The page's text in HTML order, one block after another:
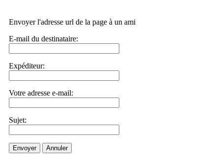
Envoyer l'adresse url de la page à un ami
E-mail du destinataire:
Expéditeur:
Votre adresse e-mail:
Sujet:
Envoyer Annuler